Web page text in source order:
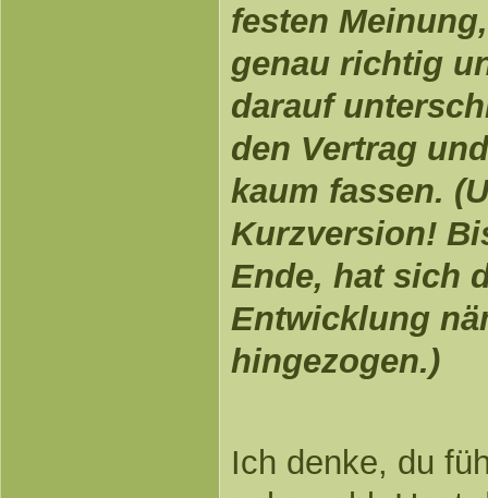
festen
genau richtig
darauf
den Vertrag
kaum fassen.
Kurzversion!
Ende, hat sich
Entwicklung
hingezogen.)
Ich denke, du